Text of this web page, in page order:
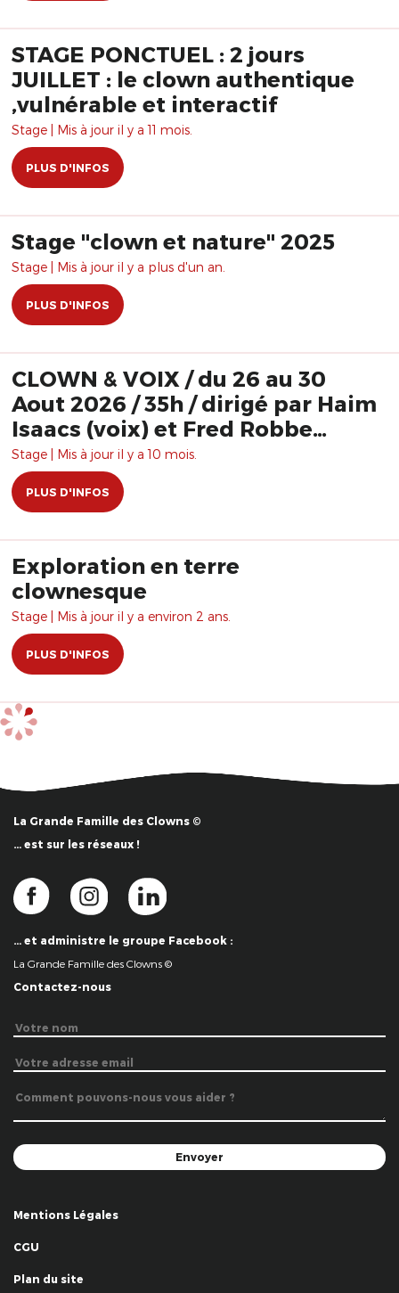
STAGE PONCTUEL : 2 jours
JUILLET : le clown authentique
,vulnérable et interactif
Stage | Mis à jour il y a 11 mois.
PLUS D'INFOS
Stage "clown et nature" 2025
Stage | Mis à jour il y a plus d'un an.
PLUS D'INFOS
CLOWN & VOIX / du 26 au 30
Aout 2026 / 35h / dirigé par Haim
Isaacs (voix) et Fred Robbe
(clown)
Stage | Mis à jour il y a 10 mois.
PLUS D'INFOS
Exploration en terre
clownesque
Stage | Mis à jour il y a environ 2 ans.
PLUS D'INFOS
La Grande Famille des Clowns ©
… est sur les réseaux !
… et administre le groupe Facebook :
La Grande Famille des Clowns ©
Contactez-nous
Mentions Légales
CGU
Plan du site